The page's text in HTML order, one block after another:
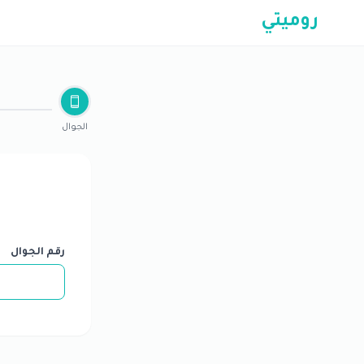
روميتي
الجوال
رقم الجوال